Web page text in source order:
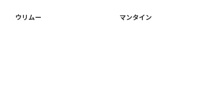
ウリムー マンタイン